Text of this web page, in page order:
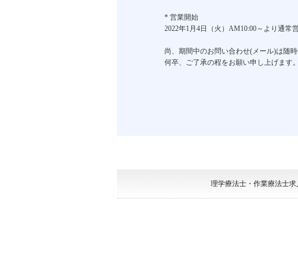
* 営業開始
2022年1月4日（火）AM10:00～より通常
尚、期間中のお問い合わせ(メール)は随
何卒、ご了承の程をお願い申し上げます。
理学療法士・作業療法士求